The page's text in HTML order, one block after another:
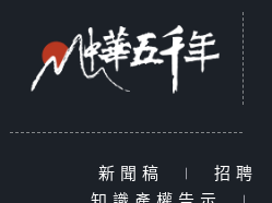
新聞稿 | 招聘